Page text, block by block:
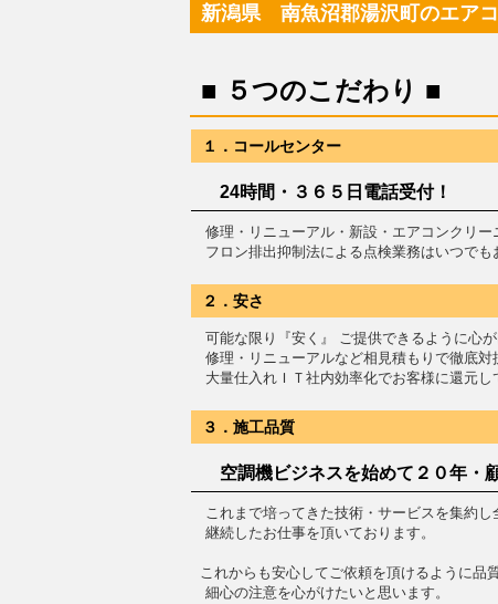
新潟県 南魚沼郡湯沢町のエア
■ ５つのこだわり ■
１．コールセンター
24時間・３６５日電話受付！
修理・リニューアル・新設・エアコンクリー
フロン排出抑制法による点検業務はいつでも
２．安さ
可能な限り『安く』 ご提供できるように心が
修理・リニューアルなど相見積もりで徹底対
大量仕入れＩＴ社内効率化でお客様に還元し
３．施工品質
空調機ビジネスを始めて２０年・
これまで培ってきた技術・サービスを集約し
継続したお仕事を頂いております。
これからも安心してご依頼を頂けるように品
細心の注意を心がけたいと思います。